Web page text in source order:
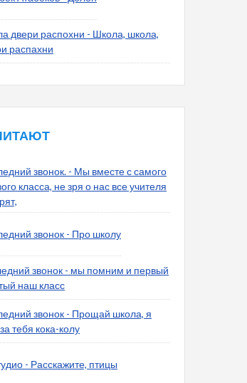
двери распохни - Школа, школа,
распахни
звонок. - Мы вместе с самого
класса, не зря о нас все учителя
звонок - Про школу
звонок - мы помним и первый
наш класс
звонок - Прощай школа, я
тебя кока-колу
- Расскажите, птицы